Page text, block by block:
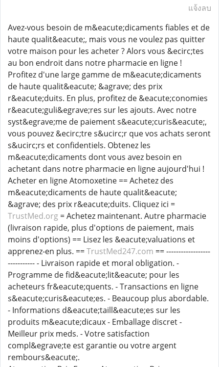
แจ้งลบ
Avez-vous besoin de m&eacute;dicaments fiables et de
haute qualit&eacute;, mais vous ne voulez pas quitter
votre maison pour les acheter ? Alors vous &ecirc;tes
au bon endroit dans notre pharmacie en ligne !
Profitez d'une large gamme de m&eacute;dicaments
de haute qualit&eacute; &agrave; des prix
r&eacute;duits. En plus, profitez de &eacute;conomies
r&eacute;guli&egrave;res sur les ajouts. Avec notre
syst&egrave;me de paiement s&eacute;curis&eacute;,
vous pouvez &ecirc;tre s&ucirc;r que vos achats seront
s&ucirc;rs et confidentiels. Obtenez les
m&eacute;dicaments dont vous avez besoin en
achetant dans notre pharmacie en ligne aujourd'hui !
Acheter en ligne Atomoxetine == Achetez des
m&eacute;dicaments de haute qualit&eacute;
&agrave; des prix r&eacute;duits. Cliquez ici =
TrustMed.org = Achetez maintenant. Autre pharmacie
(livraison rapide, plus d'options de paiement, mais
moins d'options) == Lisez les &eacute;valuations et
apprenez-en plus. ==TrustMed247.com == ------------------
----------- - Livraison rapide et moral obligation. -
Programme de fid&eacute;lit&eacute; pour les
acheteurs fr&eacute;quents. - Transactions en ligne
s&eacute;curis&eacute;es. - Beaucoup plus abordable.
- Informations d&eacute;taill&eacute;es sur les
produits m&eacute;dicaux - Emballage discret -
Meilleur prix meds. - Votre satisfaction
compl&egrave;te est garantie ou votre argent
rembours&eacute;.